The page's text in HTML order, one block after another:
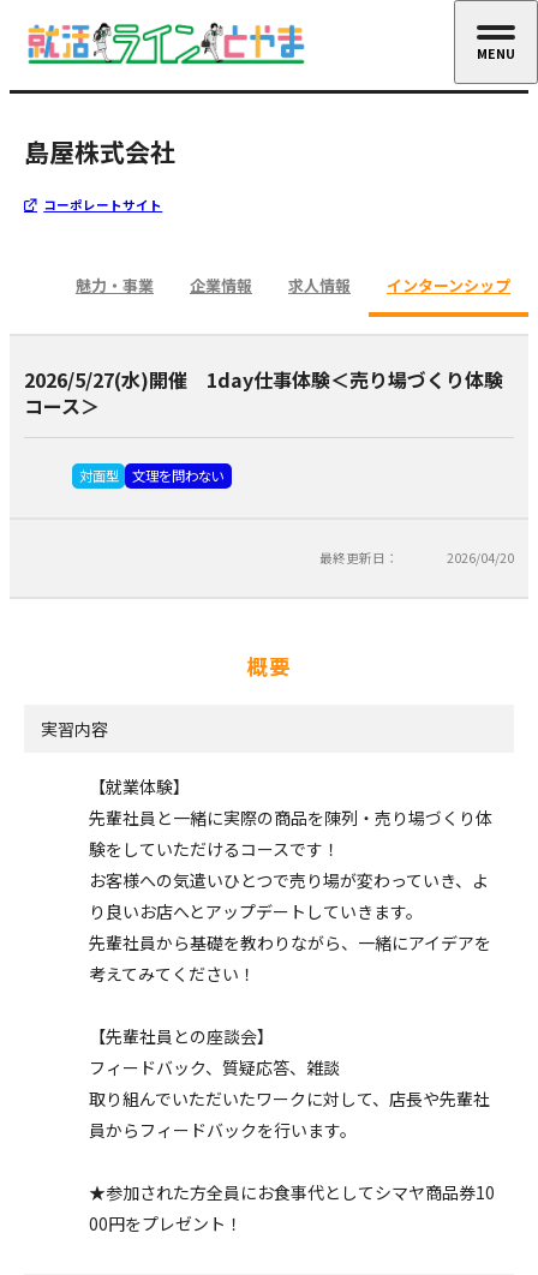
島屋株式会社
コーポレートサイト
魅力・事業 企業情報 求人情報 インターンシップ
2026/5/27(水)開催 1day仕事体験＜売り場づくり体験
コース＞
対面型 文理を問わない
最終更新日： 2026/04/20
概要
実習内容
【就業体験】
先輩社員と一緒に実際の商品を陳列・売り場づくり体
験をしていただけるコースです！
お客様への気遣いひとつで売り場が変わっていき、よ
り良いお店へとアップデートしていきます。
先輩社員から基礎を教わりながら、一緒にアイデアを
考えてみてください！
【先輩社員との座談会】
フィードバック、質疑応答、雑談
取り組んでいただいたワークに対して、店長や先輩社
員からフィードバックを行います。
★参加された方全員にお食事代としてシマヤ商品券10
00円をプレゼント！
MENU